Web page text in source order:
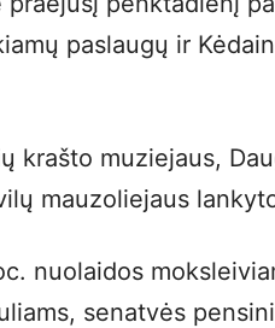
paslaugų ir
krašto muziejaus,
mauzoliejaus
nuolaidos
senatvės